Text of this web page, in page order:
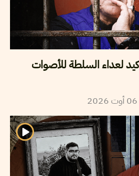
لعداء السلطة للأصوات
06 أوت2026